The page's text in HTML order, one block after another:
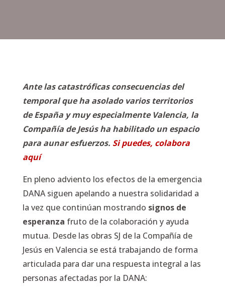
Ante las catastróficas consecuencias del
temporal que ha asolado varios territorios
de España y muy especialmente Valencia, la
Compañía de Jesús ha habilitado un espacio
para aunar esfuerzos. Si puedes, colabora
aquí
En pleno adviento los efectos de la emergencia
DANA siguen apelando a nuestra solidaridad a
la vez que continúan mostrando signos de
esperanza fruto de la colaboración y ayuda
mutua. Desde las obras SJ de la Compañía de
Jesús en Valencia se está trabajando de forma
articulada para dar una respuesta integral a las
personas afectadas por la DANA: